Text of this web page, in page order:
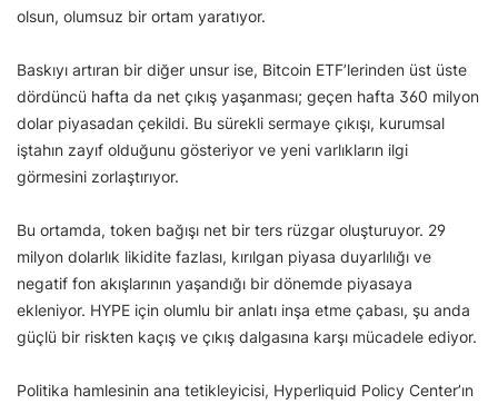
olsun, olumsuz bir ortam yaratıyor.
Baskıyı artıran bir diğer unsur ise, Bitcoin ETF’lerinden üst üste
dördüncü hafta da net çıkış yaşanması; geçen hafta 360 milyon
dolar piyasadan çekildi. Bu sürekli sermaye çıkışı, kurumsal
iştahın zayıf olduğunu gösteriyor ve yeni varlıkların ilgi
görmesini zorlaştırıyor.
Bu ortamda, token bağışı net bir ters rüzgar oluşturuyor. 29
milyon dolarlık likidite fazlası, kırılgan piyasa duyarlılığı ve
negatif fon akışlarının yaşandığı bir dönemde piyasaya
ekleniyor. HYPE için olumlu bir anlatı inşa etme çabası, şu anda
güçlü bir riskten kaçış ve çıkış dalgasına karşı mücadele ediyor.
Politika hamlesinin ana tetikleyicisi, Hyperliquid Policy Center’ın